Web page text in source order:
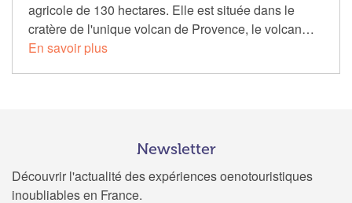
agricole de 130 hectares. Elle est située dans le
cratère de l'unique volcan de Provence, le volcan…
En savoir plus
Newsletter
Découvrir l'actualité des expériences oenotouristiques
inoubliables en France.